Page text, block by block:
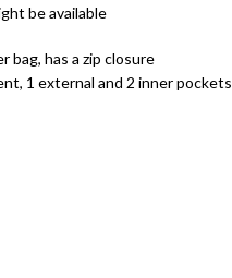
be available
bag, has a zip closure
1 external and 2 inner pockets